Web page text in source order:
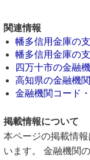
関連情報
幡多信用金庫の
幡多信用金庫の
四万十市の金融
高知県の金融機
金融機関コード
掲載情報について
本ページの掲載情
います。 金融機関